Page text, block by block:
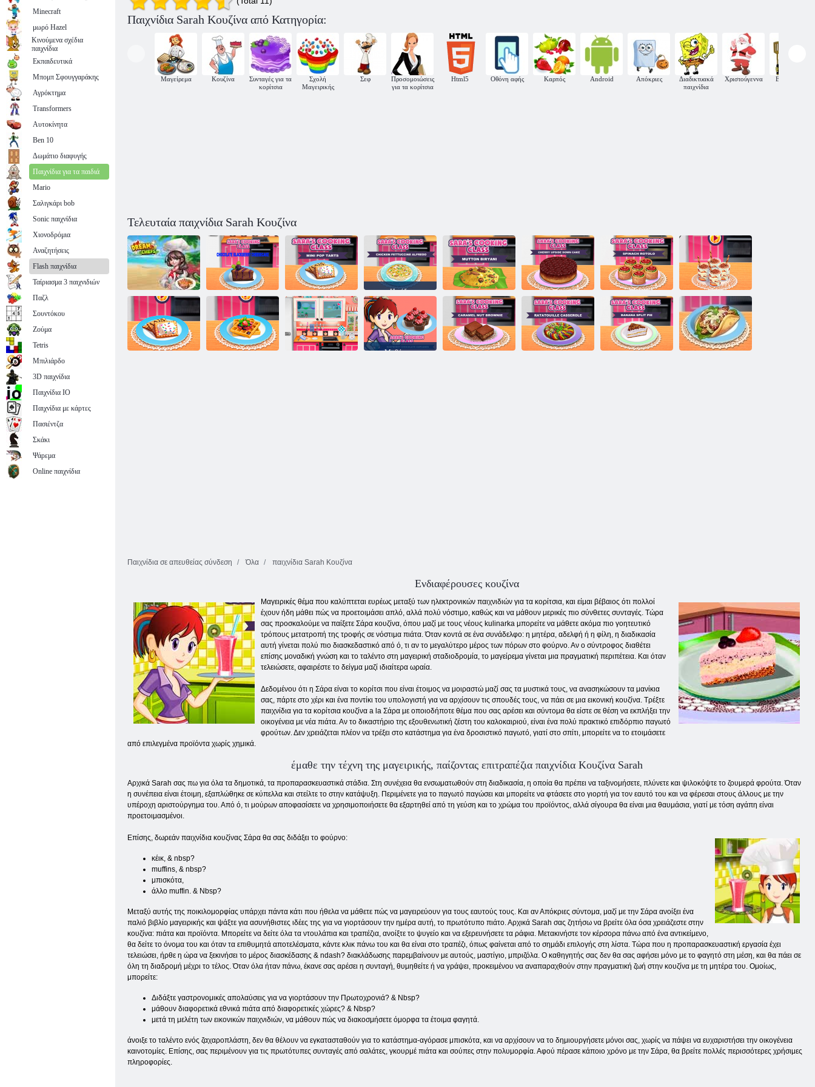
Η τάξη μαγειρικής της Sara: Mini Pop-Tarts
Sarah Κουζίνα:
τιραμισού
Παιχνίδια Sarah Κουζίνα από Κατηγορία:
Μαγείρεμα Κουζίνα
Συνταγές για τα
κορίτσια
Σχολή
Μαγειρικής
Σεφ
Προσομοιώσεις
για τα κορίτσια
Html5 Οθόνη αφής Καρπός Android Απόκριες
Διαδικτυακά
παιχνίδια
Χριστούγεννα Εστιατόριο
Τελευταία παιχνίδια Sarah Κουζίνα
Dream Chefs
τάξη Σοκολάτα
τυρί Blackberry
Cheesecake
Η τάξη
μαγειρικής της
Sara: Mini Pop-
Tarts
Η τάξη
μαγειρικής της
Sara:
Κοτόπουλο
Fettuccine
Alfredo
Η τάξη
μαγειρικής της
Sara: Mutton
Biryani
Μαθήματα
Μαγειρικής της
Sara: Cherry
Ανάποδο κέικ
Της Sara
μαγείρεμα
Σπανάκι Rotolo
Class
Sara μαγείρεμα
Κύπελλο Τάξη
Τιραμισού
Μαθήματα
Παιχνίδια σε απευθείας σύνδεση Όλα παιχνίδια Sarah Κουζίνα
Ενδιαφέρουσες κουζίνα
Μαγειρικές θέμα που καλύπτεται ευρέως μεταξύ των ηλεκτρονικών παιχνιδιών για τα κορίτσια, και είμαι βέβαιος ότι πολλοί
έχουν ήδη μάθει πώς να προετοιμάσει απλό, αλλά πολύ νόστιμο, καθώς και να μάθουν μερικές πιο σύνθετες συνταγές. Τώρα
σας προσκαλούμε να παίξετε Σάρα κουζίνα, όπου μαζί με τους νέους kulinarka μπορείτε να μάθετε ακόμα πιο γοητευτικό
τρόπους μετατροπή της τροφής σε νόστιμα πιάτα. Όταν κοντά σε ένα συνάδελφο: η μητέρα, αδελφή ή η φίλη, η διαδικασία
αυτή γίνεται πολύ πιο διασκεδαστικό από ό, τι αν το μεγαλύτερο μέρος των πόρων στο φούρνο. Αν ο σύντροφος διαθέτει
επίσης μοναδική γνώση και το ταλέντο στη μαγειρική σταδιοδρομία, το μαγείρεμα γίνεται μια πραγματική περιπέτεια. Και όταν
τελειώσετε, αφαιρέστε το δείγμα μαζί ιδιαίτερα ωραία.
Δεδομένου ότι η Σάρα είναι το κορίτσι που είναι έτοιμος να μοιραστώ μαζί σας τα μυστικά τους, να ανασηκώσουν τα μανίκια
σας, πάρτε στο χέρι και ένα ποντίκι του υπολογιστή για να αρχίσουν τις σπουδές τους, να πάει σε μια εικονική κουζίνα. Τρέξτε
παιχνίδια για τα κορίτσια κουζίνα a la Σάρα με οποιοδήποτε θέμα που σας αρέσει και σύντομα θα είστε σε θέση να εκπλήξει την
οικογένεια με νέα πιάτα. Αν το δικαστήριο της εξουθενωτική ζέστη του καλοκαιριού, είναι ένα πολύ πρακτικό επιδόρπιο παγωτό
φρούτων. Δεν χρειάζεται πλέον να τρέξει στο κατάστημα για ένα δροσιστικό παγωτό, γιατί στο σπίτι, μπορείτε να το ετοιμάσετε
από επιλεγμένα προϊόντα χωρίς χημικά.
έμαθε την τέχνη της μαγειρικής, παίζοντας επιτραπέζια παιχνίδια Κουζίνα Sarah
Αρχικά Sarah σας πω για όλα τα δημοτικά, τα προπαρασκευαστικά στάδια. Στη συνέχεια θα ενσωματωθούν στη διαδικασία, η οποία θα πρέπει να ταξινομήσετε, πλύνετε και ψιλοκόψτε το ζουμερά φρούτα. Όταν
η συνέπεια είναι έτοιμη, εξαπλώθηκε σε κύπελλα και στείλτε το στην κατάψυξη. Περιμένετε για το παγωτό παγώσει και μπορείτε να φτάσετε στο γιορτή για τον εαυτό του και να φέρεσαι στους άλλους με την
υπέροχη αριστούργημα του. Από ό, τι μούρων αποφασίσετε να χρησιμοποιήσετε θα εξαρτηθεί από τη γεύση και το χρώμα του προϊόντος, αλλά σίγουρα θα είναι μια θαυμάσια, γιατί με τόση αγάπη είναι
προετοιμασμένοι.
Επίσης, δωρεάν παιχνίδια κουζίνας Σάρα θα σας διδάξει το φούρνο:
κέικ, & nbsp?
muffins, & nbsp?
μπισκότα,
άλλο muffin. & Nbsp?
Μεταξύ αυτής της ποικιλομορφίας υπάρχει πάντα κάτι που ήθελα να μάθετε πώς να μαγειρεύουν για τους εαυτούς τους. Και αν Απόκριες σύντομα, μαζί με την Σάρα ανοίξει ένα
παλιό βιβλίο μαγειρικής και ψάξτε για ασυνήθιστες ιδέες της για να γιορτάσουν την ημέρα αυτή, το πρωτότυπο πιάτο. Αρχικά Sarah σας ζητήσω να βρείτε όλα όσα χρειάζεστε στην
κουζίνα: πιάτα και προϊόντα. Μπορείτε να δείτε όλα τα ντουλάπια και τραπέζια, ανοίξτε το ψυγείο και να εξερευνήσετε τα ράφια. Μετακινήστε τον κέρσορα πάνω από ένα αντικείμενο,
θα δείτε το όνομα του και όταν τα επιθυμητά αποτελέσματα, κάντε κλικ πάνω του και θα είναι στο τραπέζι, όπως φαίνεται από το σημάδι επιλογής στη λίστα. Τώρα που η προπαρασκευαστική εργασία έχει
τελειώσει, ήρθε η ώρα να ξεκινήσει το μέρος διασκέδασης & ndash? διακλάδωσης παρεμβαίνουν με αυτούς, μαστίγιο, μπριζόλα. Ο καθηγητής σας δεν θα σας αφήσει μόνο με το φαγητό στη μέση, και θα πάει σε
όλη τη διαδρομή μέχρι το τέλος. Όταν όλα ήταν πάνω, έκανε σας αρέσει η συνταγή, θυμηθείτε ή να γράψει, προκειμένου να αναπαραχθούν στην πραγματική ζωή στην κουζίνα με τη μητέρα του. Ομοίως,
μπορείτε:
Διδάξτε γαστρονομικές απολαύσεις για να γιορτάσουν την Πρωτοχρονιά? & Nbsp?
μάθουν διαφορετικά εθνικά πιάτα από διαφορετικές χώρες? & Nbsp?
μετά τη μελέτη των εικονικών παιχνιδιών, να μάθουν πώς να διακοσμήσετε όμορφα τα έτοιμα φαγητά.
άνοιξε το ταλέντο ενός ζαχαροπλάστη, δεν θα θέλουν να εγκατασταθούν για το κατάστημα-αγόρασε μπισκότα, και να αρχίσουν να το δημιουργήσετε μόνοι σας, χωρίς να πάψει να ευχαριστήσει την οικογένεια
καινοτομίες. Επίσης, σας περιμένουν για τις πρωτότυπες συνταγές από σαλάτες, γκουρμέ πιάτα και σούπες στην πολυμορφία. Αφού πέρασε κάποιο χρόνο με την Σάρα, θα βρείτε πολλές περισσότερες χρήσιμες
πληροφορίες.
Minecraft
μωρό Hazel
Κινούμενα σχέδια
παιχνίδια
Εκπαιδευτικά
Μπομπ Σφουγγαράκης
Αγρόκτημα
Transformers
Αυτοκίνητα
Ben 10
Δωμάτιο διαφυγής
Παιχνίδια για τα παιδιά
Mario
Σαλιγκάρι bob
Sonic παιχνίδια
Χιονοδρόμια
Αναζητήσεις
Flash παιχνίδια
Ταίριασμα 3 παιχνιδιών
Παζλ
Σουντόκου
Ζούμα
Tetris
Μπιλιάρδο
3D παιχνίδια
Παιχνίδια IO
Παιχνίδια με κάρτες
Πασιέντζα
Σκάκι
Ψάρεμα
Online παιχνίδια